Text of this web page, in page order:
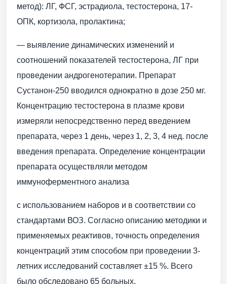
метод): ЛГ, ФСГ, эстрадиола, тестостерона, 17-
ОПК, кортизола, пролактина;
— выявление динамических изменений и
соотношений показателей тестостерона, ЛГ при
проведении андрогенотерапии. Препарат
Сустанон-250 вводился однократно в дозе 250 мг.
Концентрацию тестостерона в плазме крови
измеряли непосредственно перед введением
препарата, через 1 день, через 1, 2, 3, 4 нед. после
введения препарата. Определение концентрации
препарата осуществляли методом
иммуноферментного анализа
с использованием наборов и в соответствии со
стандартами ВОЗ. Согласно описанию методики и
применяемых реактивов, точность определения
концентраций этим способом при проведении 3-
летних исследований составляет ±15 %. Всего
было обследовано 65 больных.